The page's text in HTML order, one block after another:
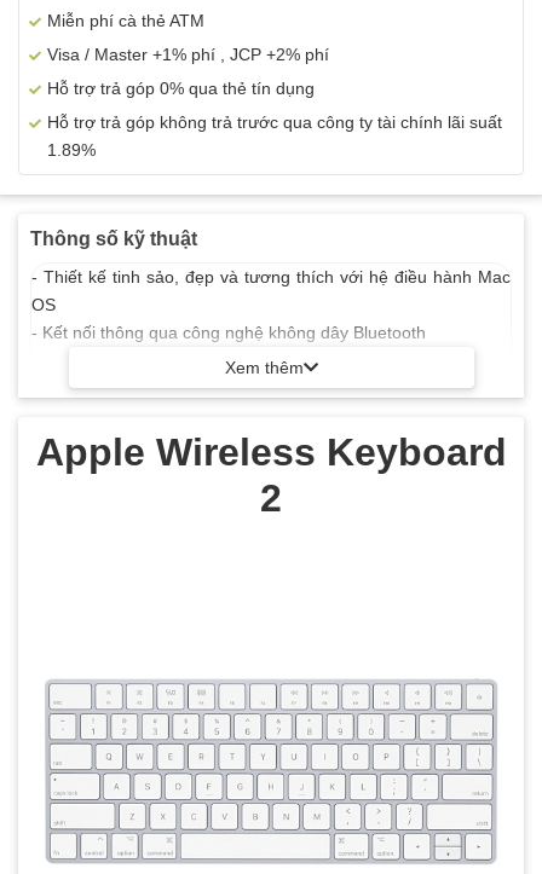
Miễn phí cà thẻ ATM
Visa / Master +1% phí , JCP +2% phí
Hỗ trợ trả góp 0% qua thẻ tín dụng
Hỗ trợ trả góp không trả trước qua công ty tài chính lãi suất
1.89%
Thông số kỹ thuật
- Thiết kế tinh sảo, đẹp và tương thích với hệ điều hành Mac
OS
- Kết nối thông qua công nghệ không dây Bluetooth
Xem thêm
Apple Wireless Keyboard
2